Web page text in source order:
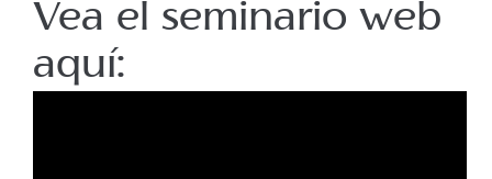
Vea el seminario web
aquí: